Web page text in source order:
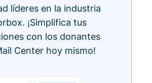
líderes en la industria
¡Simplifica tus
con los donantes
Center hoy mismo!